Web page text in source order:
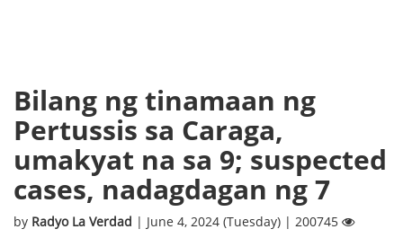
Bilang ng tinamaan ng
Pertussis sa Caraga,
umakyat na sa 9; suspected
cases, nadagdagan ng 7
by Radyo La Verdad | June 4, 2024 (Tuesday) | 200745